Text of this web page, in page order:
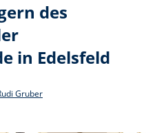
des
in Edelsfeld
Gruber